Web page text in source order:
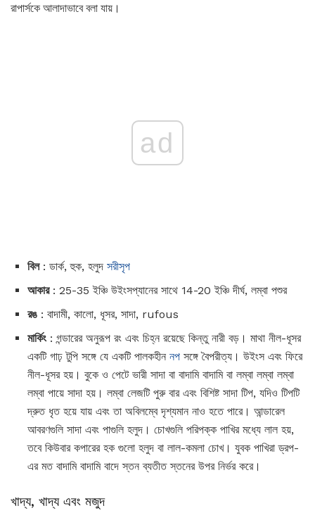
রাপার্সকে আলাদাভাবে বলা যায়।
ad
বিল: ডার্ক, হুক, হলুদ সরীসৃপ
আকার: 25-35 ইঞ্চি উইংসপ্যানের সাথে 14-20 ইঞ্চি দীর্ঘ, লম্বা পশুর
রঙ : বাদামী, কালো, ধূসর, সাদা, rufous
মার্কিং: গন্ডারের অনুরূপ রং এবং চিহ্ন রয়েছে কিন্তু নারী বড়। মাথা নীল-ধূসর
একটি গাঢ় টুপি সঙ্গে যে একটি পালকহীন নপ সঙ্গে বৈপরীত্য। উইংস এবং ফিরে
নীল-ধূসর হয়। বুকে ও পেটে ভারী সাদা বা বাদামি বাদামি বা লম্বা লম্বা লম্বা
লম্বা পায়ে সাদা হয়। লম্বা লেজটি পুরু বার এবং বিশিষ্ট সাদা টিপ, যদিও টিপটি
দ্রুত ধৃত হয়ে যায় এবং তা অবিলম্বে দৃশ্যমান নাও হতে পারে। আন্ডারেল
আবরণগুলি সাদা এবং পাগুলি হলুদ। চোখগুলি পরিপক্ক পাখির মধ্যে লাল হয়,
তবে কিউবার কপারের হক গুলো হলুদ বা লাল-কমলা চোখ। যুবক পাখিরা ড্রপ-
এর মত বাদামি বাদামি বাদে স্তন ব্যতীত স্তনের উপর নির্ভর করে।
খাদ্য, খাদ্য এবং মজুদ